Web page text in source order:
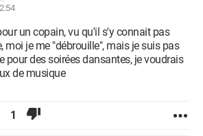
un copain, vu qu'il s'y connait pas
moi je me "débrouille", mais je suis pas
pour des soirées dansantes, je voudrais
de musique
1